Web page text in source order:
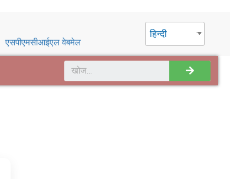
एसपीएमसीआईएल वेबमेल
हिन्दी